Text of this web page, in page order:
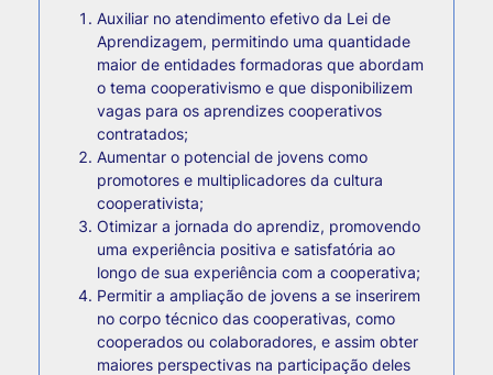
Auxiliar no atendimento efetivo da Lei de
Aprendizagem, permitindo uma quantidade
maior de entidades formadoras que abordam
o tema cooperativismo e que disponibilizem
vagas para os aprendizes cooperativos
contratados;
Aumentar o potencial de jovens como
promotores e multiplicadores da cultura
cooperativista;
Otimizar a jornada do aprendiz, promovendo
uma experiência positiva e satisfatória ao
longo de sua experiência com a cooperativa;
Permitir a ampliação de jovens a se inserirem
no corpo técnico das cooperativas, como
cooperados ou colaboradores, e assim obter
maiores perspectivas na participação deles